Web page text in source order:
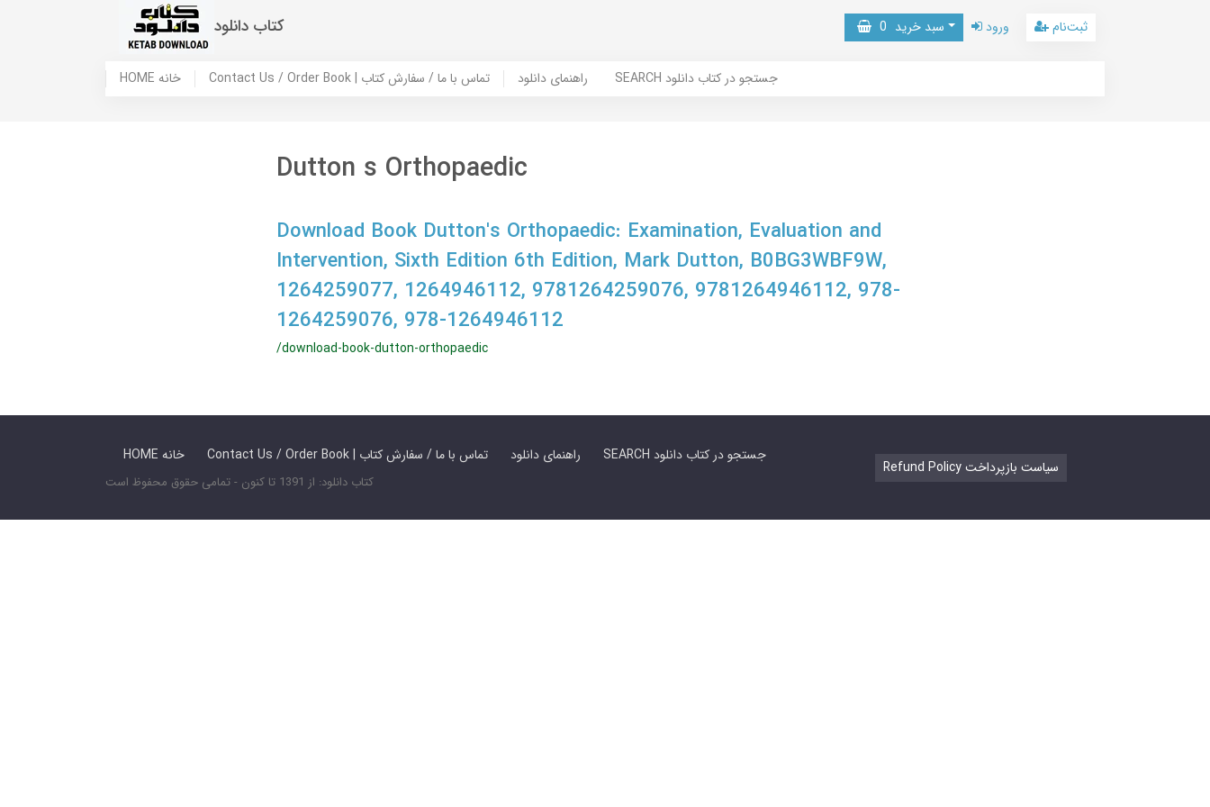
کتاب دانلود سبد خرید 0 ورود ثبت‌نام
HOME خانه Contact Us / Order Book | تماس با ما / سفارش کتاب راهنمای دانلود SEARCH جستجو در کتاب دانلود
Dutton s Orthopaedic
Download Book Dutton's Orthopaedic: Examination, Evaluation and
Intervention, Sixth Edition 6th Edition, Mark Dutton, B0BG3WBF9W,
1264259077, 1264946112, 9781264259076, 9781264946112, 978-
1264259076, 978-1264946112
/download-book-dutton-orthopaedic
HOME خانه Contact Us / Order Book | تماس با ما / سفارش کتاب راهنمای دانلود SEARCH جستجو در کتاب دانلود
کتاب دانلود: از 1391 تا کنون - تمامی حقوق محفوظ است
Refund Policy سیاست بازپرداخت